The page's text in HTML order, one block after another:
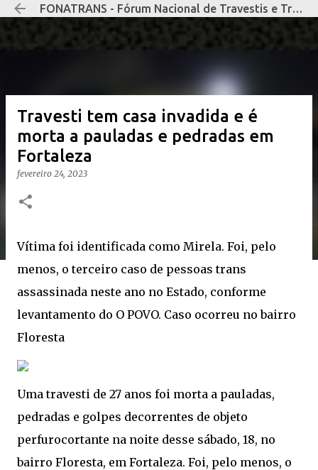
Pular para o conteúdo principal
FONATRANS - Fórum Nacional de Travestis e Transexuais Negras e Negros
Travesti tem casa invadida e é
morta a pauladas e pedradas em
Fortaleza
fevereiro 24, 2023
Vítima foi identificada como Mirela. Foi, pelo
menos, o terceiro caso de pessoas trans
assassinada neste ano no Estado, conforme
levantamento do O POVO. Caso ocorreu no bairro
Floresta
Uma travesti de 27 anos foi morta a pauladas,
pedradas e golpes decorrentes de objeto
perfurocortante na noite desse sábado, 18, no
bairro Floresta, em Fortaleza. Foi, pelo menos, o